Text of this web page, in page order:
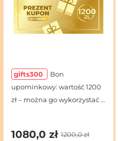
gifts300
Bon
upominkowy: wartość 1200
zł – można go wykorzystać z
1080,0 zł 1200,0 zł